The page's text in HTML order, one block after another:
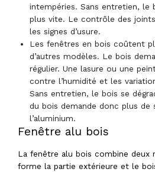
intempéries. Sans entretien, le
plus vite. Le contrôle des
les signes d’usure.
Les fenêtres en bois coûtent
d’autres modèles. Le bois
régulier. Une lasure ou une
contre l’humidité et les
Sans entretien, le bois se
du bois demande donc plus de
l’aluminium.
Fenêtre alu bois
La fenêtre alu bois combine deux
forme la partie extérieure et le